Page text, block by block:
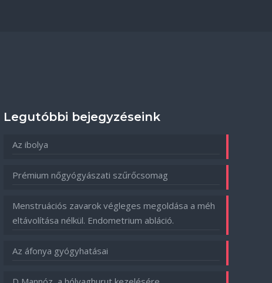
Legutóbbi bejegyzéseink
Az ibolya
Prémium nőgyógyászati szűrőcsomag
Menstruációs zavarok végleges megoldása a méh
eltávolítása nélkül. Endometrium abláció.
Az áfonya gyógyhatásai